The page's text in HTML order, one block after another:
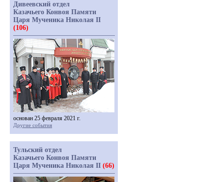
Дивеевский отдел
Казачьего Конвоя Памяти
Царя Мученика Николая II
(106)
основан 25 февраля 2021 г.
Другие события
Тульский отдел
Казачьего Конвоя Памяти
Царя Мученика Николая II (66)